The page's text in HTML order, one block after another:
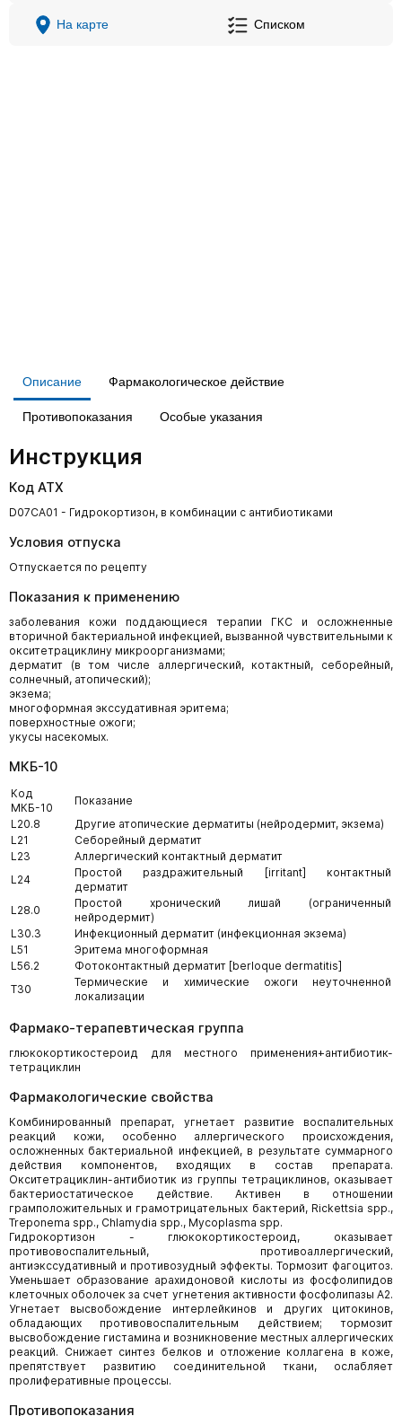
На карте Списком
Описание Фармакологическое действие
Противопоказания Особые указания
Инструкция
Код АТХ
D07CA01 - Гидрокортизон, в комбинации с антибиотиками
Условия отпуска
Отпускается по рецепту
Показания к применению
заболевания кожи поддающиеся терапии ГКС и осложненные
вторичной бактериальной инфекцией, вызванной чувствительными к
окситетрациклину микроорганизмами;
дерматит (в том числе аллергический, котактный, себорейный,
солнечный, атопический);
экзема;
многоформная экссудативная эритема;
поверхностные ожоги;
укусы насекомых.
МКБ-10
Код
МКБ-10
Показание
L20.8
Другие атопические дерматиты (нейродермит, экзема)
L21
Себорейный дерматит
L23
Аллергический контактный дерматит
L24
Простой раздражительный [irritant] контактный
дерматит
L28.0
Простой хронический лишай (ограниченный
нейродермит)
L30.3
Инфекционный дерматит (инфекционная экзема)
L51
Эритема многоформная
L56.2
Фотоконтактный дерматит [berloque dermatitis]
T30
Термические и химические ожоги неуточненной
локализации
Фармако-терапевтическая группа
глюкокортикостероид для местного применения+антибиотик-
тетрациклин
Фармакологические свойства
Комбинированный препарат, угнетает развитие воспалительных
реакций кожи, особенно аллергического происхождения,
осложненных бактериальной инфекцией, в результате суммарного
действия компонентов, входящих в состав препарата.
Окситетрациклин-антибиотик из группы тетрациклинов, оказывает
бактериостатическое действие. Активен в отношении
грамположительных и грамотрицательных бактерий, Rickettsia spp.,
Treponema spp., Chlamydia spp., Mycoplasma spp.
Гидрокортизон - глюкокортикостероид, оказывает
противовоспалительный, противоаллергический,
антиэкссудативный и противозудный эффекты. Тормозит фагоцитоз.
Уменьшает образование арахидоновой кислоты из фосфолипидов
клеточных оболочек за счет угнетения активности фосфолипазы А2.
Угнетает высвобождение интерлейкинов и других цитокинов,
обладающих противовоспалительным действием; тормозит
высвобождение гистамина и возникновение местных аллергических
реакций. Снижает синтез белков и отложение коллагена в коже,
препятствует развитию соединительной ткани, ослабляет
пролиферативные процессы.
Противопоказания